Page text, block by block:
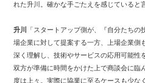
れた升川。確かな手ごたえを感じていると
升川
「スタートアップ側が、『自分たち
場企業に対して提案する一方、上場企業側
深く理解し、技術やサービスの応用可能性
双方が準備に時間をかけた上で商談会に臨
度は上々。実際に協業に至るケースも少な